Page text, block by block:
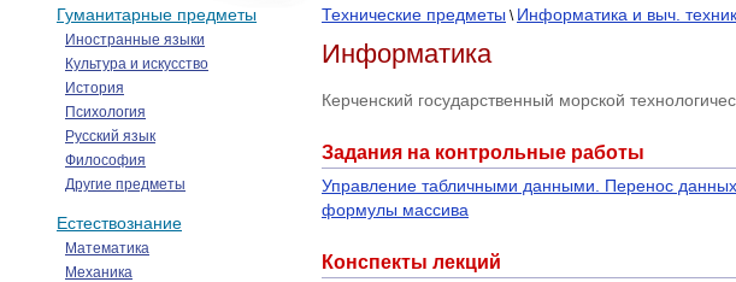
Гуманитарные предметы
Иностранные языки
Культура и искусство
История
Психология
Русский язык
Философия
Другие предметы
Естествознание
Математика
Механика
Технические предметы \ Информатика и выч.
Информатика
Керченский государственный морской
Задания на контрольные работы
Управление табличными данными. Перенос
формулы массива
Конспекты лекций